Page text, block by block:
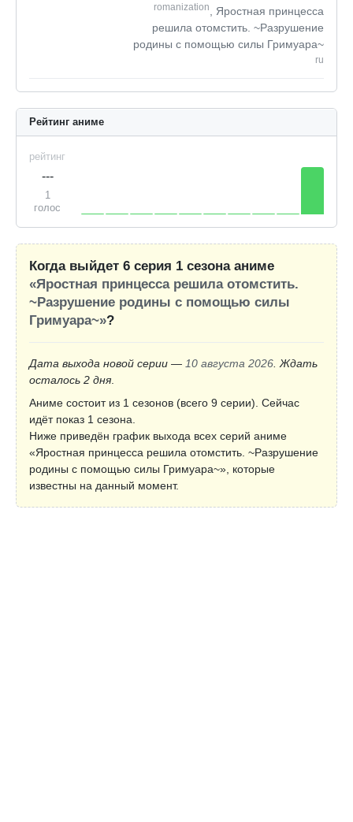
romanization
, Яростная принцесса
решила отомстить. ~Разрушение
родины с помощью силы Гримуара~
ru
Рейтинг аниме
рейтинг
---
1
голос
Когда выйдет 6 серия 1 сезона аниме
«Яростная принцесса решила отомстить.
~Разрушение родины с помощью силы
Гримуара~»?
Дата выхода новой серии — 10 августа 2026. Ждать
осталось 2 дня.
Аниме состоит из 1 сезонов (всего 9 серии). Сейчас
идёт показ 1 сезона.
Ниже приведён график выхода всех серий аниме
«Яростная принцесса решила отомстить. ~Разрушение
родины с помощью силы Гримуара~», которые
известны на данный момент.